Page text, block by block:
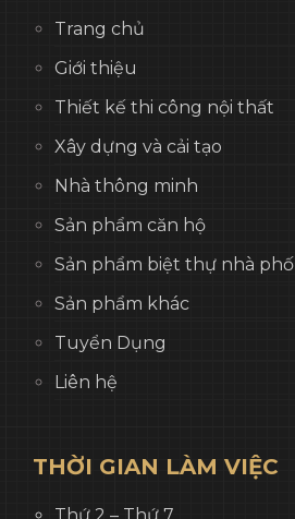
Trang chủ
Giới thiệu
Thiết kế thi công nội thất
Xây dựng và cải tạo
Nhà thông minh
Sản phẩm căn hộ
Sản phẩm biệt thự nhà phố
Sản phẩm khác
Tuyển Dụng
Liên hệ
THỜI GIAN LÀM VIỆC